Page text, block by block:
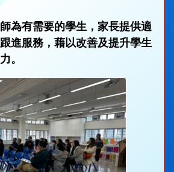
為有需要的學生，家長提供適
進服務，藉以改善及提升學生
。